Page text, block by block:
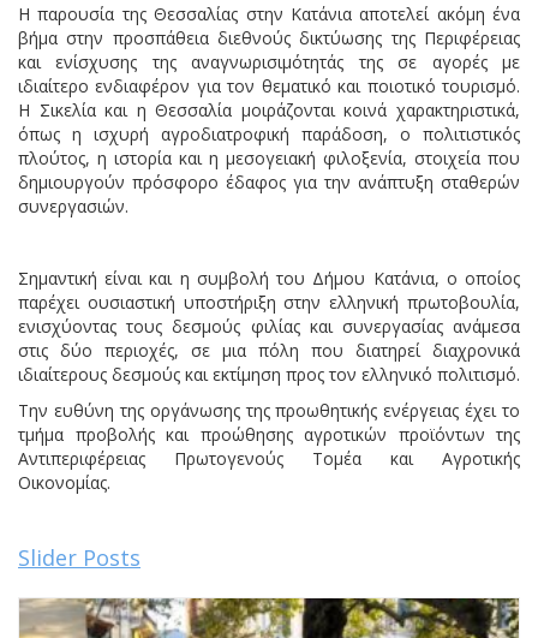
Η παρουσία της Θεσσαλίας στην Κατάνια αποτελεί ακόμη ένα
βήμα στην προσπάθεια διεθνούς δικτύωσης της Περιφέρειας
και ενίσχυσης της αναγνωρισιμότητάς της σε αγορές με
ιδιαίτερο ενδιαφέρον για τον θεματικό και ποιοτικό τουρισμό.
Η Σικελία και η Θεσσαλία μοιράζονται κοινά χαρακτηριστικά,
όπως η ισχυρή αγροδιατροφική παράδοση, ο πολιτιστικός
πλούτος, η ιστορία και η μεσογειακή φιλοξενία, στοιχεία που
δημιουργούν πρόσφορο έδαφος για την ανάπτυξη σταθερών
συνεργασιών.
Σημαντική είναι και η συμβολή του Δήμου Κατάνια, ο οποίος
παρέχει ουσιαστική υποστήριξη στην ελληνική πρωτοβουλία,
ενισχύοντας τους δεσμούς φιλίας και συνεργασίας ανάμεσα
στις δύο περιοχές, σε μια πόλη που διατηρεί διαχρονικά
ιδιαίτερους δεσμούς και εκτίμηση προς τον ελληνικό πολιτισμό.
Την ευθύνη της οργάνωσης της προωθητικής ενέργειας έχει το
τμήμα προβολής και προώθησης αγροτικών προϊόντων της
Αντιπεριφέρειας Πρωτογενούς Τομέα και Αγροτικής
Οικονομίας.
Slider Posts